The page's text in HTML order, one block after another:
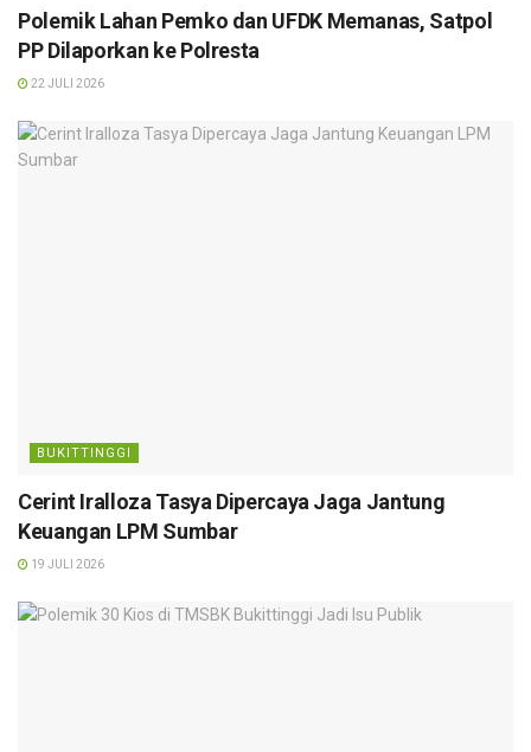
Polemik Lahan Pemko dan UFDK Memanas, Satpol
PP Dilaporkan ke Polresta
22 JULI 2026
BUKITTINGGI
Cerint Iralloza Tasya Dipercaya Jaga Jantung
Keuangan LPM Sumbar
19 JULI 2026